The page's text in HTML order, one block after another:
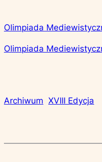
Olimpiada
Olimpiada
Archiwum XVIII Edycja